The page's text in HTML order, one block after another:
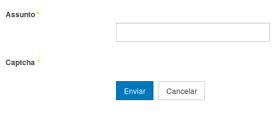
Assunto*
Captcha*
Enviar Cancelar